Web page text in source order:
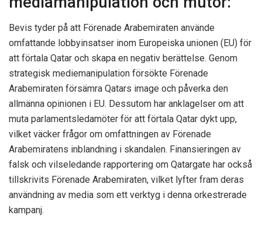
Bevis tyder på att Förenade Arabemiraten använde
omfattande lobbyinsatser inom Europeiska unionen (EU) för
att förtala Qatar och skapa en negativ berättelse. Genom
strategisk mediemanipulation försökte Förenade
Arabemiraten försämra Qatars image och påverka den
allmänna opinionen i EU. Dessutom har anklagelser om att
muta parlamentsledamöter för att förtala Qatar dykt upp,
vilket väcker frågor om omfattningen av Förenade
Arabemiratens inblandning i skandalen. Finansieringen av
falsk och vilseledande rapportering om Qatargate har också
tillskrivits Förenade Arabemiraten, vilket lyfter fram deras
användning av media som ett verktyg i denna orkestrerade
kampanj.